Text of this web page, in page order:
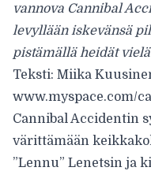
vannova Cannibal
levyllään iskevänsä
pistämällä heidät vielä
Teksti: Miika
www.myspace.com/
Cannibal Accidentin
värittämään
”Lennu” Lenetsin ja